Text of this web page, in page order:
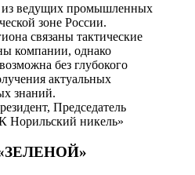
ведущих промышленных
зоне России.
связаны тактические
компании, однако
без глубокого
актуальных
знаний.
Председатель
никель»